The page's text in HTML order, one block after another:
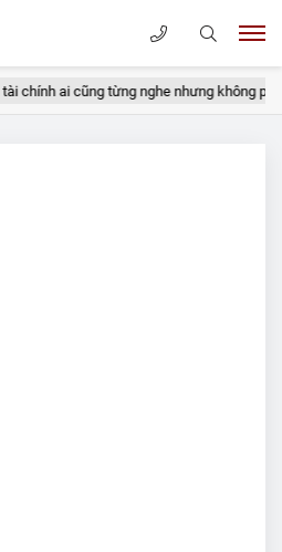
ai cũng từng nghe nhưng không phải